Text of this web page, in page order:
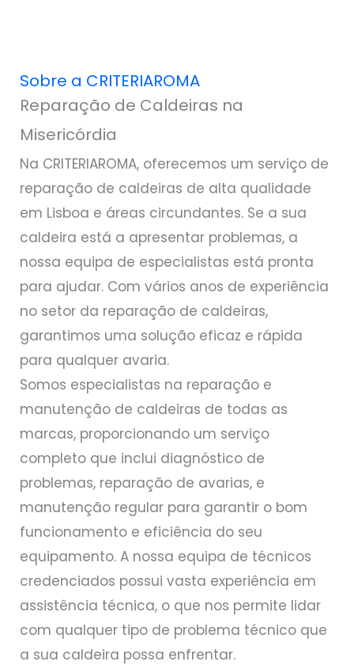
Sobre a CRITERIAROMA
Reparação de Caldeiras na
Misericórdia
Na CRITERIAROMA, oferecemos um serviço de
reparação de caldeiras de alta qualidade
em Lisboa e áreas circundantes. Se a sua
caldeira está a apresentar problemas, a
nossa equipa de especialistas está pronta
para ajudar. Com vários anos de experiência
no setor da reparação de caldeiras,
garantimos uma solução eficaz e rápida
para qualquer avaria.
Somos especialistas na reparação e
manutenção de caldeiras de todas as
marcas, proporcionando um serviço
completo que inclui diagnóstico de
problemas, reparação de avarias, e
manutenção regular para garantir o bom
funcionamento e eficiência do seu
equipamento. A nossa equipa de técnicos
credenciados possui vasta experiência em
assistência técnica, o que nos permite lidar
com qualquer tipo de problema técnico que
a sua caldeira possa enfrentar.